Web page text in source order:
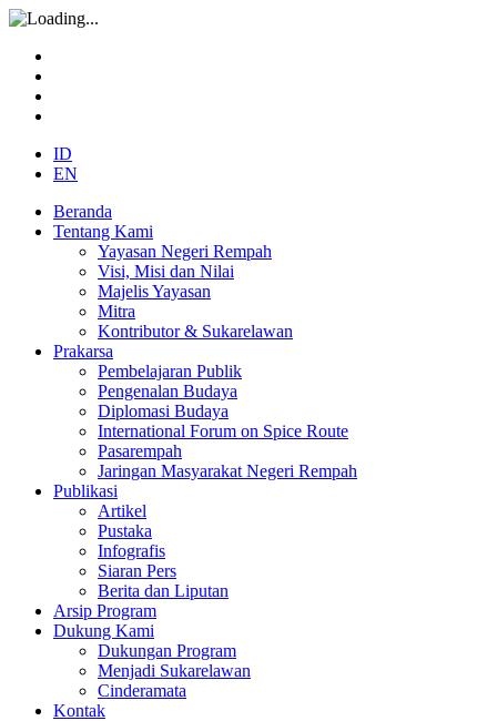
ID
EN
Beranda
Tentang Kami
Yayasan Negeri Rempah
Visi, Misi dan Nilai
Majelis Yayasan
Mitra
Kontributor & Sukarelawan
Prakarsa
Pembelajaran Publik
Pengenalan Budaya
Diplomasi Budaya
International Forum on Spice Route
Pasarempah
Jaringan Masyarakat Negeri Rempah
Publikasi
Artikel
Pustaka
Infografis
Siaran Pers
Berita dan Liputan
Arsip Program
Dukung Kami
Dukungan Program
Menjadi Sukarelawan
Cinderamata
Kontak